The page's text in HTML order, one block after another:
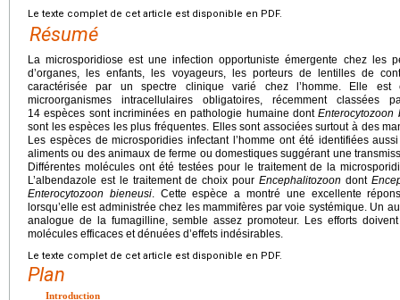
Le texte complet de cet article est disponible en PDF.
Résumé
La microsporidiose est une infection opportuniste émergente chez les
d’organes, les enfants, les voyageurs, les porteurs de lentilles de
caractérisée par un spectre clinique varié chez l’homme. Elle est
microorganismes intracellulaires obligatoires, récemment classées
14 espèces sont incriminées en pathologie humaine dontEnterocytozoon
sont les espèces les plus fréquentes. Elles sont associées surtout à des
Les espèces de microsporidies infectant l’homme ont été identifiées
aliments ou des animaux de ferme ou domestiques suggérant une
Différentes molécules ont été testées pour le traitement de la
L’albendazole est le traitement de choix pour Encephalitozoon dont
Enterocytozoon bieneusi. Cette espèce a montré une excellente
lorsqu’elle est administrée chez les mammifères par voie systémique. Un
analogue de la fumagilline, semble assez promoteur. Les efforts
molécules efficaces et dénuées d’effets indésirables.
Le texte complet de cet article est disponible en PDF.
Plan
Introduction